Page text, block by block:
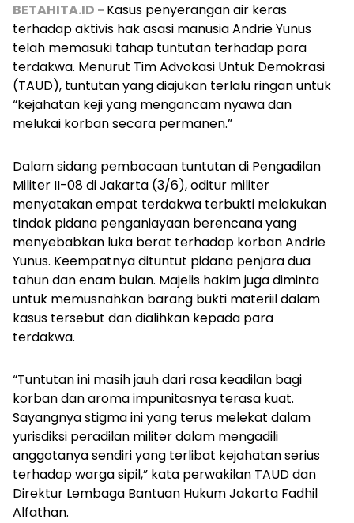
BETAHITA.ID - Kasus penyerangan air keras
terhadap aktivis hak asasi manusia Andrie Yunus
telah memasuki tahap tuntutan terhadap para
terdakwa. Menurut Tim Advokasi Untuk Demokrasi
(TAUD), tuntutan yang diajukan terlalu ringan untuk
“kejahatan keji yang mengancam nyawa dan
melukai korban secara permanen.”
Dalam sidang pembacaan tuntutan di Pengadilan
Militer II-08 di Jakarta (3/6), oditur militer
menyatakan empat terdakwa terbukti melakukan
tindak pidana penganiayaan berencana yang
menyebabkan luka berat terhadap korban Andrie
Yunus. Keempatnya dituntut pidana penjara dua
tahun dan enam bulan. Majelis hakim juga diminta
untuk memusnahkan barang bukti materiil dalam
kasus tersebut dan dialihkan kepada para
terdakwa.
“Tuntutan ini masih jauh dari rasa keadilan bagi
korban dan aroma impunitasnya terasa kuat.
Sayangnya stigma ini yang terus melekat dalam
yurisdiksi peradilan militer dalam mengadili
anggotanya sendiri yang terlibat kejahatan serius
terhadap warga sipil,” kata perwakilan TAUD dan
Direktur Lembaga Bantuan Hukum Jakarta Fadhil
Alfathan.